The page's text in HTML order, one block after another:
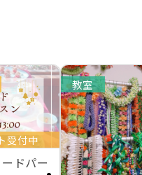
受付中
ドパー
教室